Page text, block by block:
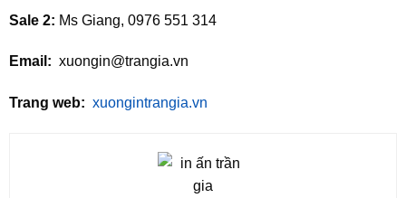
Sale 2: Ms Giang, 0976 551 314
Email: xuongin@trangia.vn
Trang web: xuongintrangia.vn